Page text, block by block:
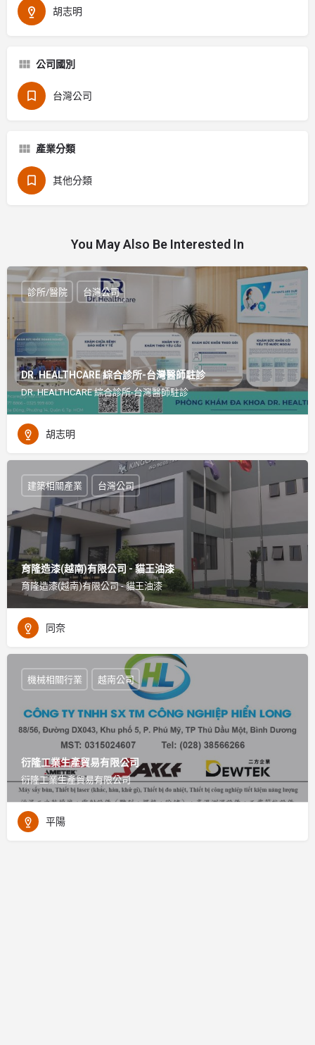
胡志明
公司國別
台灣公司
產業分類
其他分類
You May Also Be Interested In
DR. HEALTHCARE 綜合診所-台灣醫師駐診
DR. HEALTHCARE 綜合診所-台灣醫師駐診
診所/醫院 台灣公司
胡志明
育隆造漆(越南)有限公司 - 貓王油漆
育隆造漆(越南)有限公司 - 貓王油漆
建築相關產業 台灣公司
同奈
衍隆工業生產貿易有限公司
衍隆工業生產貿易有限公司
機械相關行業 越南公司
平陽